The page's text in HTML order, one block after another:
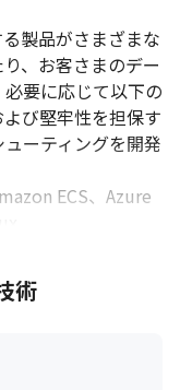
製品がさまざまな
、お客さまのデー
要に応じて以下の
び堅牢性を担保す
ーティングを開発
ECS、Azure
術